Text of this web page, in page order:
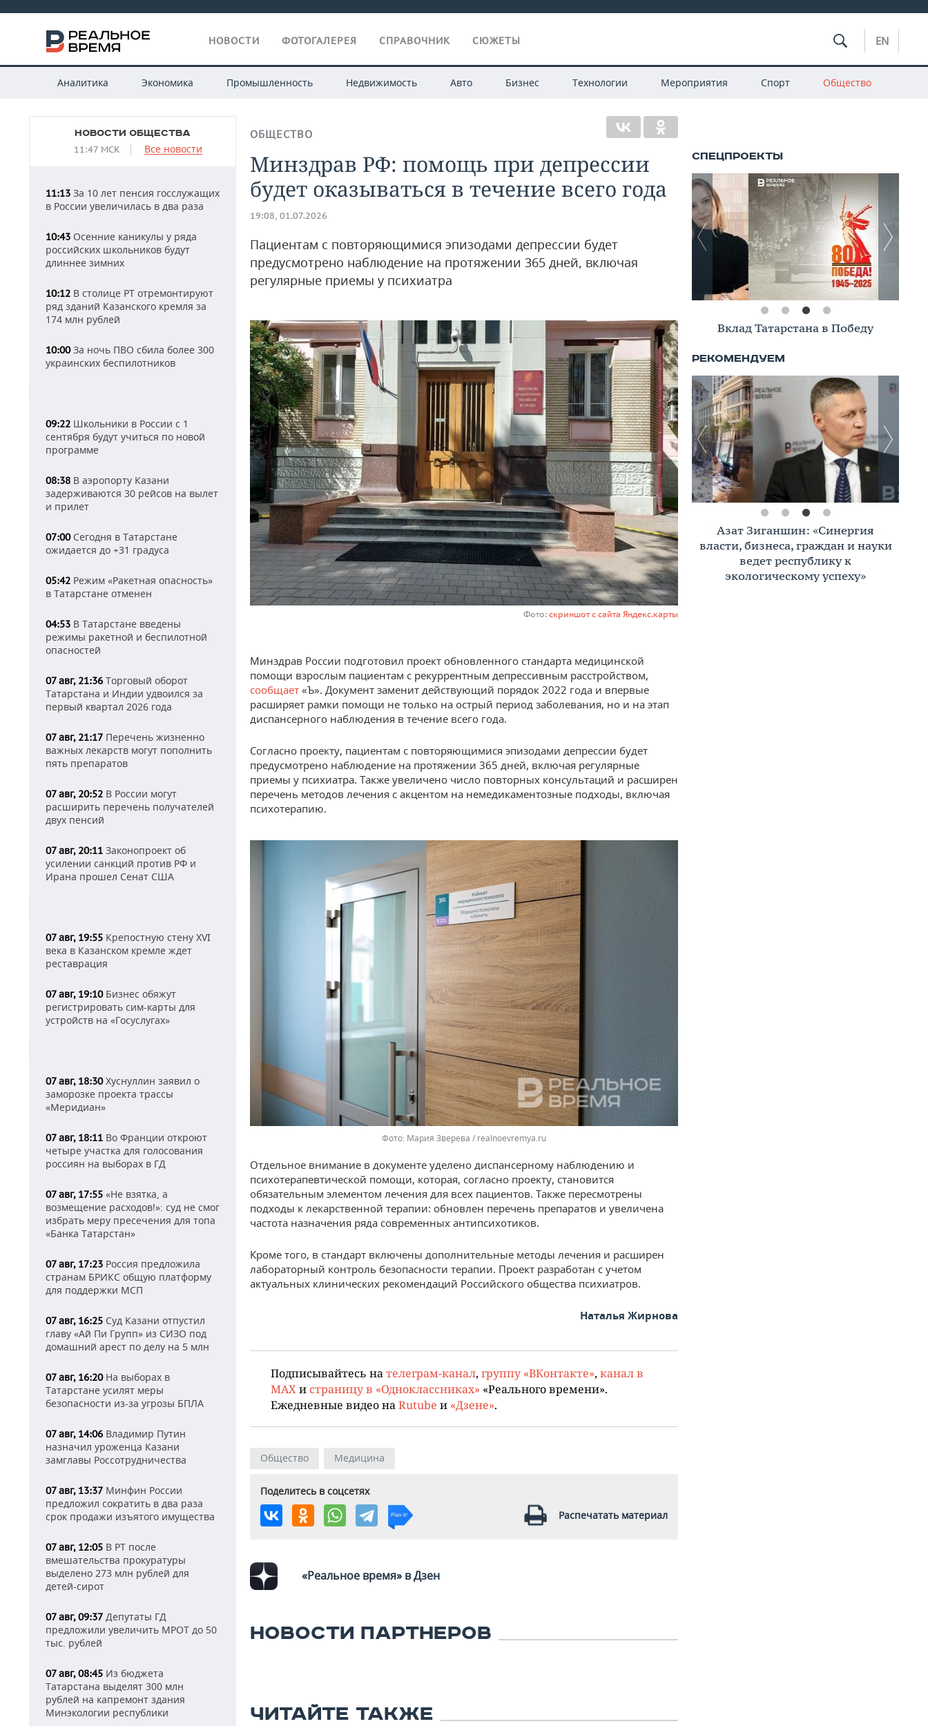
НОВОСТИ ФОТОГАЛЕРЕЯ СПРАВОЧНИК СЮЖЕТЫ EN
Аналитика Экономика Промышленность Недвижимость Авто Бизнес Технологии Мероприятия Спорт Общество
НОВОСТИ ОБЩЕСТВА
11:47 МСК Все новости
11:13 За 10 лет пенсия госслужащих
в России увеличилась в два раза
10:43 Осенние каникулы у ряда
российских школьников будут
длиннее зимних
10:12 В столице РТ отремонтируют
ряд зданий Казанского кремля за
174 млн рублей
10:00За ночь ПВО сбила более 300
украинских беспилотников
09:22 Школьники в России с 1
сентября будут учиться по новой
программе
08:38 В аэропорту Казани
задерживаются 30 рейсов на вылет
и прилет
07:00Сегодня в Татарстане
ожидается до +31 градуса
05:42 Режим «Ракетная опасность»
в Татарстане отменен
04:53 В Татарстане введены
режимы ракетной и беспилотной
опасностей
07 авг, 21:36 Торговый оборот
Татарстана и Индии удвоился за
первый квартал 2026 года
07 авг, 21:17 Перечень жизненно
важных лекарств могут пополнить
пять препаратов
07 авг, 20:52 В России могут
расширить перечень получателей
двух пенсий
07 авг, 20:11 Законопроект об
усилении санкций против РФ и
Ирана прошел Сенат США
07 авг, 19:55 Крепостную стену XVI
века в Казанском кремле ждет
реставрация
07 авг, 19:10Бизнес обяжут
регистрировать сим-карты для
устройств на «Госуслугах»
07 авг, 18:30Хуснуллин заявил о
заморозке проекта трассы
«Меридиан»
07 авг, 18:11 Во Франции откроют
четыре участка для голосования
россиян на выборах в ГД
07 авг, 17:55 «Не взятка, а
возмещение расходов!»: суд не смог
избрать меру пресечения для топа
«Банка Татарстан»
07 авг, 17:23 Россия предложила
странам БРИКС общую платформу
для поддержки МСП
07 авг, 16:25 Суд Казани отпустил
главу «Ай Пи Групп» из СИЗО под
домашний арест по делу на 5 млн
07 авг, 16:20На выборах в
Татарстане усилят меры
безопасности из-за угрозы БПЛА
07 авг, 14:06 Владимир Путин
назначил уроженца Казани
замглавы Россотрудничества
07 авг, 13:37 Минфин России
предложил сократить в два раза
срок продажи изъятого имущества
07 авг, 12:05 В РТ после
вмешательства прокуратуры
выделено 273 млн рублей для
детей-сирот
07 авг, 09:37 Депутаты ГД
предложили увеличить МРОТ до 50
тыс. рублей
07 авг, 08:45 Из бюджета
Татарстана выделят 300 млн
рублей на капремонт здания
Минэкологии республики
ОБЩЕСТВО
Минздрав РФ: помощь при депрессии
будет оказываться в течение всего года
19:08, 01.07.2026
Пациентам с повторяющимися эпизодами депрессии будет
предусмотрено наблюдение на протяжении 365 дней, включая
регулярные приемы у психиатра
Фото: скриншот с сайта Яндекс.карты
Минздрав России подготовил проект обновленного стандарта медицинской
помощи взрослым пациентам с рекуррентным депрессивным расстройством,
сообщает «Ъ». Документ заменит действующий порядок 2022 года и впервые
расширяет рамки помощи не только на острый период заболевания, но и на этап
диспансерного наблюдения в течение всего года.
Согласно проекту, пациентам с повторяющимися эпизодами депрессии будет
предусмотрено наблюдение на протяжении 365 дней, включая регулярные
приемы у психиатра. Также увеличено число повторных консультаций и расширен
перечень методов лечения с акцентом на немедикаментозные подходы, включая
психотерапию.
Мария Зверева / realnoevremya.ru
Отдельное внимание в документе уделено диспансерному наблюдению и
психотерапевтической помощи, которая, согласно проекту, становится
обязательным элементом лечения для всех пациентов. Также пересмотрены
подходы к лекарственной терапии: обновлен перечень препаратов и увеличена
частота назначения ряда современных антипсихотиков.
Кроме того, в стандарт включены дополнительные методы лечения и расширен
лабораторный контроль безопасности терапии. Проект разработан с учетом
актуальных клинических рекомендаций Российского общества психиатров.
Наталья Жирнова
Подписывайтесь на телеграм-канал, группу «ВКонтакте», канал в
MAX и страницу в «Одноклассниках» «Реального времени».
Ежедневные видео на Rutube и «Дзене».
Общество Медицина
Поделитесь в соцсетях
Распечатать материал
«Реальное время» в Дзен
НОВОСТИ ПАРТНЕРОВ
ЧИТАЙТЕ ТАКЖЕ
Вклад Татарстана в Победу
Азат Зиганшин: «Синергия
власти, бизнеса, граждан и науки
ведет республику к
экологическому успеху»